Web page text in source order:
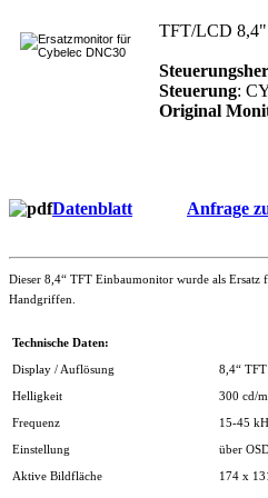
TFT/LCD 8,4"
Steuerung:
Original
Datenblatt Anfrage
Dieser 8,4“ TFT Einbaumonitor wurde als
Handgriffen.
Technische Daten:
Display / Auflösung 8,4“
Helligkeit 300 cd/
Frequenz 15-45
Einstellung über
Aktive Bildfläche 174 x